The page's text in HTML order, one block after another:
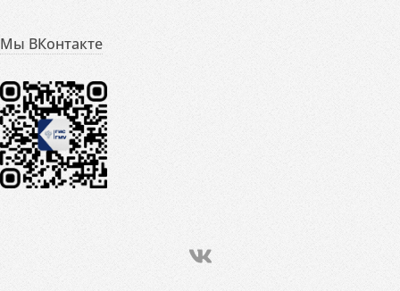
Мы ВКонтакте